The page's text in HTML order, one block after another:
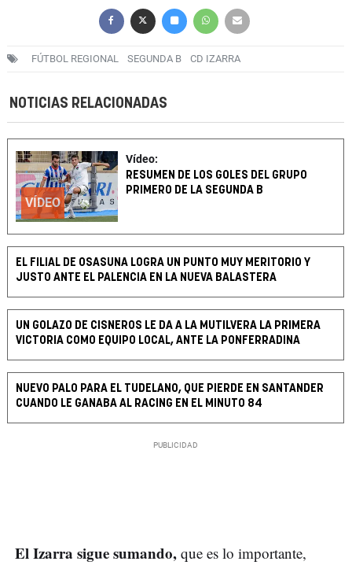
FÚTBOL REGIONAL SEGUNDA B CD IZARRA
NOTICIAS RELACIONADAS
VÍDEO
Vídeo:
RESUMEN DE LOS GOLES DEL GRUPO
PRIMERO DE LA SEGUNDA B
EL FILIAL DE OSASUNA LOGRA UN PUNTO MUY MERITORIO Y
JUSTO ANTE EL PALENCIA EN LA NUEVA BALASTERA
UN GOLAZO DE CISNEROS LE DA A LA MUTILVERA LA PRIMERA
VICTORIA COMO EQUIPO LOCAL, ANTE LA PONFERRADINA
NUEVO PALO PARA EL TUDELANO, QUE PIERDE EN SANTANDER
CUANDO LE GANABA AL RACING EN EL MINUTO 84
El Izarra sigue sumando, que es lo importante,